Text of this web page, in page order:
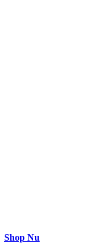
Shop Nu